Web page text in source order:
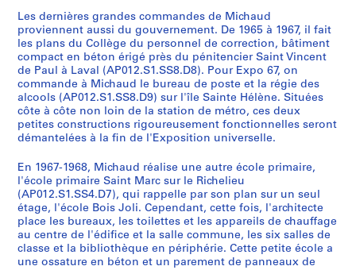
Les dernières grandes commandes de Michaud
proviennent aussi du gouvernement. De 1965 à 1967, il fait
les plans du Collège du personnel de correction, bâtiment
compact en béton érigé près du pénitencier Saint Vincent
de Paul à Laval (AP012.S1.SS8.D8). Pour Expo 67, on
commande à Michaud le bureau de poste et la régie des
alcools (AP012.S1.SS8.D9) sur l'île Sainte Hélène. Situées
côte à côte non loin de la station de métro, ces deux
petites constructions rigoureusement fonctionnelles seront
démantelées à la fin de l'Exposition universelle.
En 1967-1968, Michaud réalise une autre école primaire,
l'école primaire Saint Marc sur le Richelieu
(AP012.S1.SS4.D7), qui rappelle par son plan sur un seul
étage, l'école Bois Joli. Cependant, cette fois, l'architecte
place les bureaux, les toilettes et les appareils de chauffage
au centre de l'édifice et la salle commune, les six salles de
classe et la bibliothèque en périphérie. Cette petite école a
une ossature en béton et un parement de panneaux de